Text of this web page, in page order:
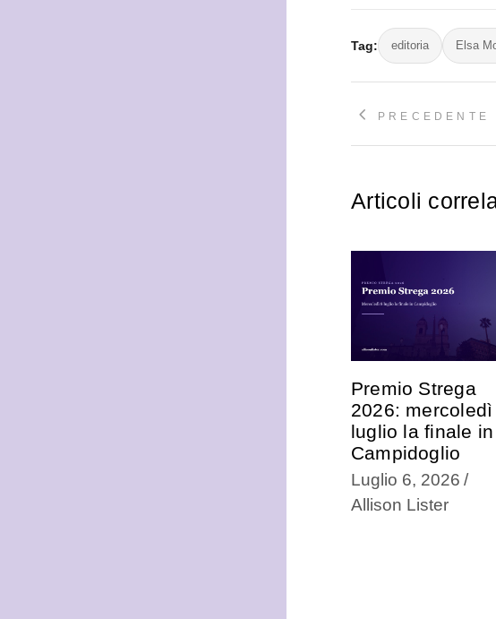
Tag: editoria Elsa
PRECEDENTE
Articoli
Premio Strega
2026: mercoledì
luglio la finale in
Campidoglio
Luglio 6, 2026
Allison Lister